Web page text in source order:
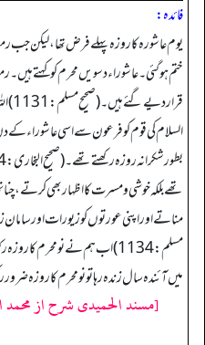
فائدہ:
یوم عاشورہ کا روزہ پہلے فرض تھا، لیکن
ختم ہوگئی۔ عاشوراء دسویں محرم کو کہتے
السلام کی قوم کو فرعون سے اسی عاشوراء
تھے بلکہ خوشی و مسرت کا اظہار بھی کرتے،
مناتے اور اپنی عورتوں کو زیورات اور
مسلم: 1134) اب ہم نے نو محرم کا
میں آئندہ سال زندہ رہا تو نو محرم کا روزہ ضرور
[مسند الحمیدی شرح از محمد